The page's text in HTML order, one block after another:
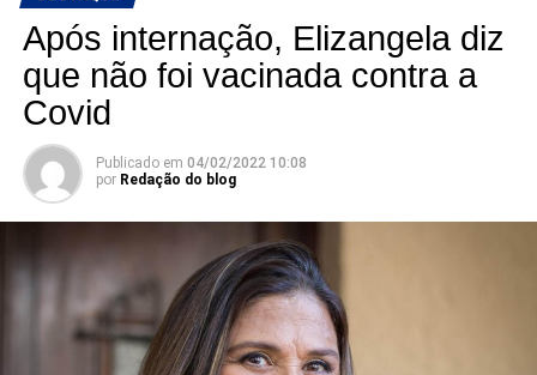
Após internação, Elizangela diz
que não foi vacinada contra a
Covid
Publicado em 04/02/2022 10:08
por Redação do blog